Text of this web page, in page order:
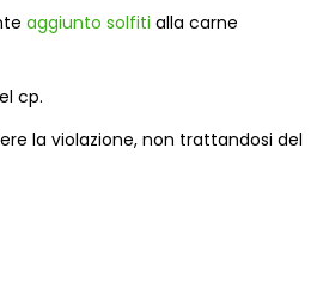
aggiunto solfiti alla carne
cp.
la violazione, non trattandosi del